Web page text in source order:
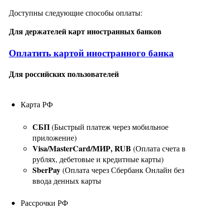
Доступны следующие способы оплаты:
Для держателей карт иностранных банков
Оплатить картой иностранного банка
Для российских пользователей
Карта РФ
СБП(Быстрый платеж через мобильное
приложение)
Visa/MasterCard/МИР, RUB (Оплата счета в
рублях, дебетовые и кредитные карты)
SberPay(Оплата через Сбербанк Онлайн без
ввода денных карты
Рассрочки РФ